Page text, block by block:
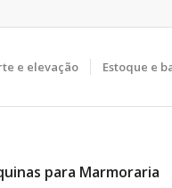
e elevação Estoque e
para Marmoraria